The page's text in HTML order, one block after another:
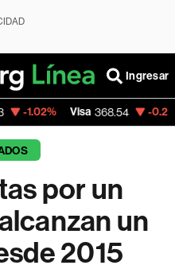
Ingresar
Visa 368.54 -0.28%
por un
un
2015